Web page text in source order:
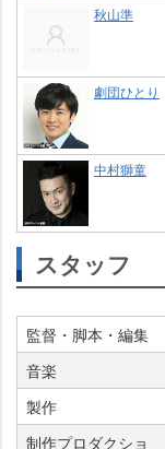
秋山準
劇団ひとり
中村獅童
スタッフ
監督・脚本・編集
音楽
製作
制作プロダクショ